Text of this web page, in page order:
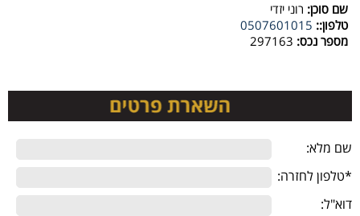
שם סוכן: רוני יזדי
טלפון:: 0507601015
מספר נכס: 297163
שם מלא:
*טלפון לחזרה:
דוא"ל: